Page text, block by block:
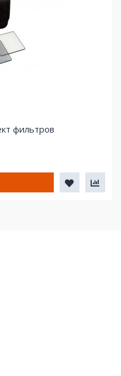
фильтров